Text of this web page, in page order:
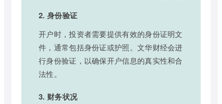
2. 身份验证
开户时，投资者需要提供有效的身份证明文
件，通常包括身份证或护照。文华财经会进
行身份验证，以确保开户信息的真实性和合
法性。
3. 财务状况